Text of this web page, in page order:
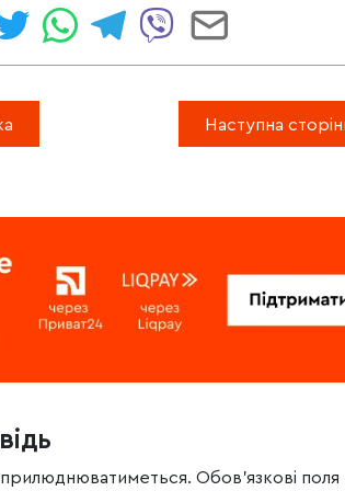
Наступна
Обов’язкові поля